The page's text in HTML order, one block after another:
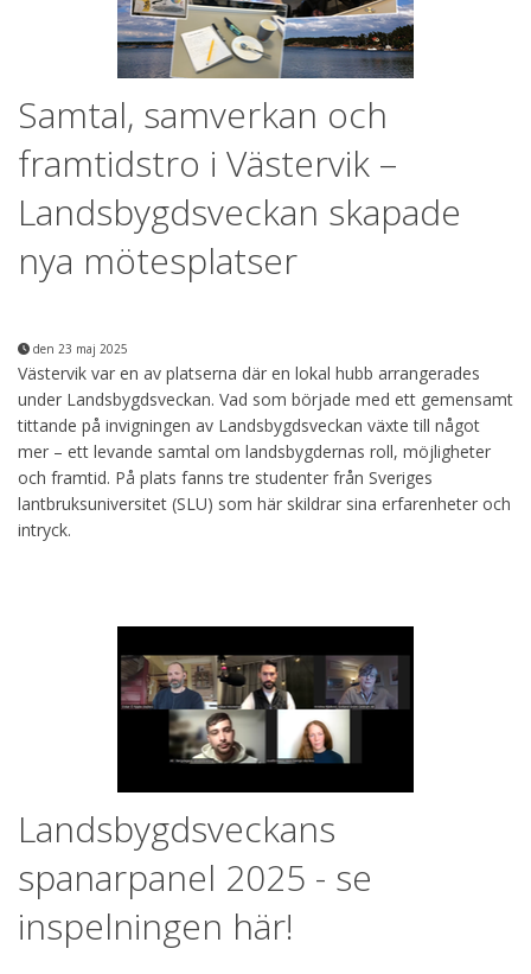
Samtal, samverkan och
framtidstro i Västervik –
Landsbygdsveckan skapade
nya mötesplatser
den 23 maj 2025
Västervik var en av platserna där en lokal hubb arrangerades
under Landsbygdsveckan. Vad som började med ett gemensamt
tittande på invigningen av Landsbygdsveckan växte till något
mer – ett levande samtal om landsbygdernas roll, möjligheter
och framtid. På plats fanns tre studenter från Sveriges
lantbruksuniversitet (SLU) som här skildrar sina erfarenheter och
intryck.
Landsbygdsveckans
spanarpanel 2025 - se
inspelningen här!